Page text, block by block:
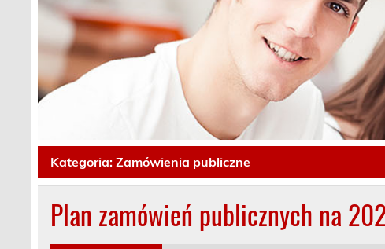
Kategoria:Zamówienia publiczne
Plan zamówień publicznych na